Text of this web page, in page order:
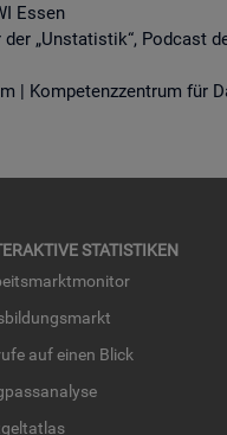
Essen
„Unstatistik“, Podcast
| Kompetenzzentrum für
STA­TIS­TI­KEN
auf einen Blick